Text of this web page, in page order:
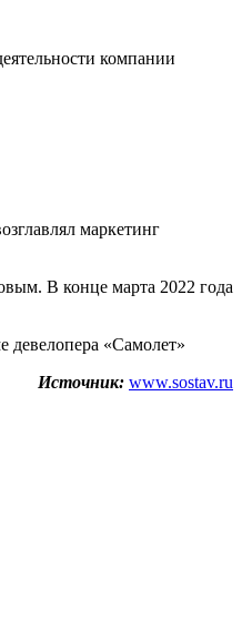
компании
маркетинг
В конце марта 2022 года
девелопера «Самолет»
Источник: www.sostav.ru